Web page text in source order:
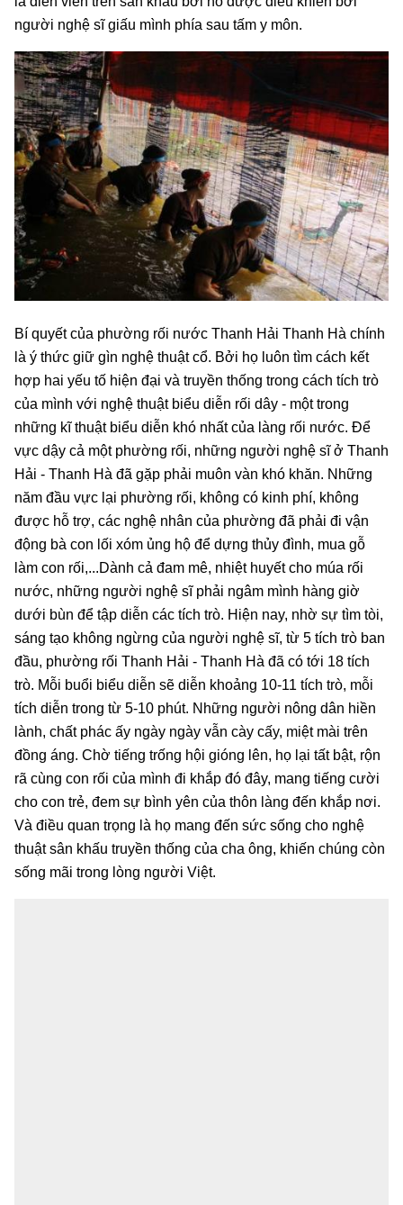
người nghệ sĩ giấu mình phía sau tấm y môn.
Bí quyết của phường rối nước Thanh Hải Thanh Hà chính
là ý thức giữ gìn nghệ thuật cổ. Bởi họ luôn tìm cách kết
hợp hai yếu tố hiện đại và truyền thống trong cách tích trò
của mình với nghệ thuật biểu diễn rối dây - một trong
những kĩ thuật biểu diễn khó nhất của làng rối nước. Để
vực dậy cả một phường rối, những người nghệ sĩ ở Thanh
Hải - Thanh Hà đã gặp phải muôn vàn khó khăn. Những
năm đầu vực lại phường rối, không có kinh phí, không
được hỗ trợ, các nghệ nhân của phường đã phải đi vận
động bà con lối xóm ủng hộ để dựng thủy đình, mua gỗ
làm con rối,...Dành cả đam mê, nhiệt huyết cho múa rối
nước, những người nghệ sĩ phải ngâm mình hàng giờ
dưới bùn để tập diễn các tích trò. Hiện nay, nhờ sự tìm tòi,
sáng tạo không ngừng của người nghệ sĩ, từ 5 tích trò ban
đầu, phường rối Thanh Hải - Thanh Hà đã có tới 18 tích
trò. Mỗi buổi biểu diễn sẽ diễn khoảng 10-11 tích trò, mỗi
tích diễn trong từ 5-10 phút. Những người nông dân hiền
lành, chất phác ấy ngày ngày vẫn cày cấy, miệt mài trên
đồng áng. Chờ tiếng trống hội gióng lên, họ lại tất bật, rộn
rã cùng con rối của mình đi khắp đó đây, mang tiếng cười
cho con trẻ, đem sự bình yên của thôn làng đến khắp nơi.
Và điều quan trọng là họ mang đến sức sống cho nghệ
thuật sân khấu truyền thống của cha ông, khiến chúng còn
sống mãi trong lòng người Việt.